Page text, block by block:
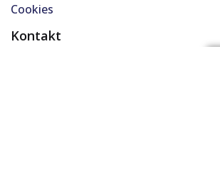
Cookies
Kontakt